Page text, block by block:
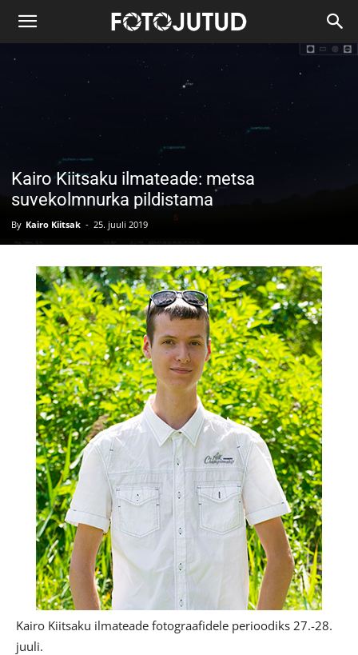
Kairo Kiitsaku ilmateade: metsa
suvekolmnurka pildistama
By Kairo Kiitsak - 25. juuli 2019
Kairo Kiitsaku ilmateade fotograafidele perioodiks 27.-28.
juuli.